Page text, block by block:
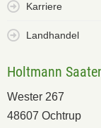
Karriere
Landhandel
Holtmann
Wester 267
48607 Ochtrup